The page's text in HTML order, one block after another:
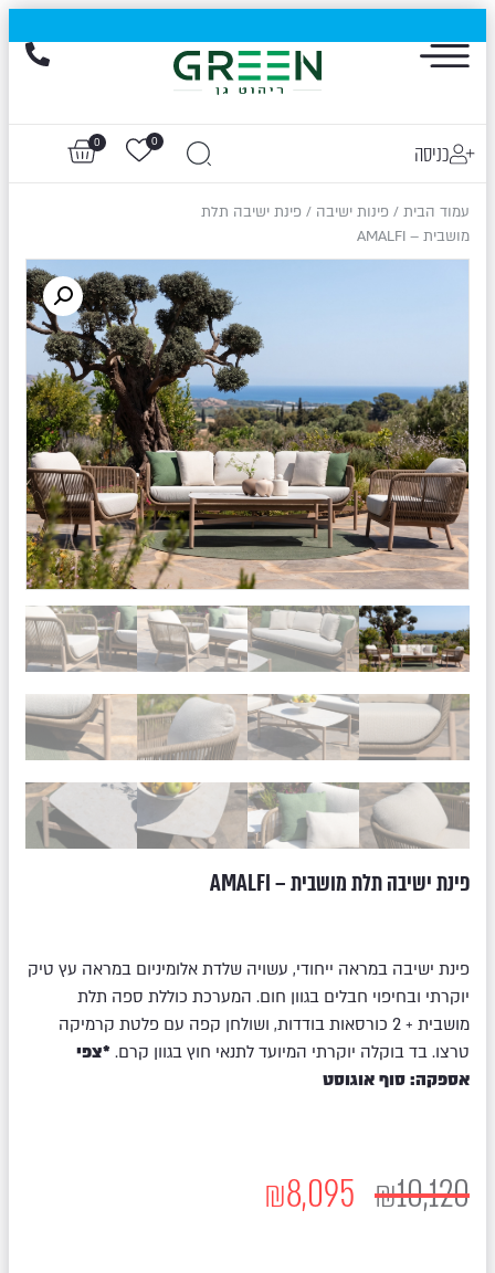
הייגולד- המותג שכבש את עולם החוץ, עכשיו בהנחות של עד 50%
כניסה 0
0
עמוד הבית / פינות ישיבה / פינת ישיבה תלת
מושבית – AMALFI
פינת ישיבה תלת מושבית – AMALFI
פינת ישיבה במראה ייחודי, עשויה שלדת אלומיניום במראה עץ טיק
יוקרתי ובחיפוי חבלים בגוון חום. המערכת כוללת ספה תלת
מושבית + 2 כורסאות בודדות, ושולחן קפה עם פלטת קרמיקה
טרצו. בד בוקלה יוקרתי המיועד לתנאי חוץ בגוון קרם. *צפי
אספקה: סוף אוגוסט
₪10,120
₪8,095